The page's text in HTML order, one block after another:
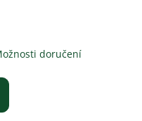
doručení